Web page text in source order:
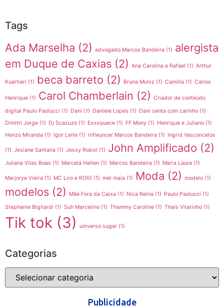
Tags
Ada Marselha (2) advogado Marcos Bandeira (1) alergista
em Duque de Caxias (2) Ana Carolina e Rafael (1) Arthur
Kuartieri (1) beca barreto (2) Bruna Muniz (1) Camilla (1) Carlos
Henrique (1) Carol Chamberlain (2) Criador de conteúdo
digital Paulo Paolucci (1) Dani (1) Daniele Lopes (1) Dani senta com carinho (1)
Dimitri Jorge (1) Dj Scazuzo (1) Exxxquece (1) FF Mony (1) Henrique e Juliano (1)
Henzo Miranda (1) Igor Leite (1) infleuncer Marcos Bandeira (1) Ingrid Vasconcelos
(1) Jesiane Santana (1) Jessy Robot (1) John Amplificado (2)
Juliana Vilas Boas (1) Marcela Hellen (1) Marcos Bandeira (1) Maria Laura (1)
Marjorye Vieira (1) MC Liro e ROIG (1) mel maia (1) Moda (2) modelo (1)
modelos (2) Mãe Fora da Caixa (1) Nica Reina (1) Paulo Paolucci (1)
Stephanie Bigliardi (1) Suh Marcelino (1) Thammy Caroline (1) Thaís Vilarinho (1)
Tik tok (3) universo sugar (1)
Categorias
Publicidade